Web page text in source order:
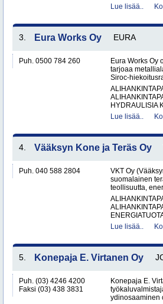
Lue lisää..
3. Eura Works Oy EURA
Puh. 0500 784 260
Eura Works Oy
tarjoaa
Siroc-
HYDRAULISIA
Lue lisää..
4. Vääksyn Kone ja Teräs Oy
Puh. 040 588 2804
VKT Oy
suomalainen
teollisuutta,
Lue lisää..
5. Konepaja E. Virtanen Oy
Puh. (03) 4246 4200
Faksi (03) 438 3831
Konepaja E.
ydinosaaminen